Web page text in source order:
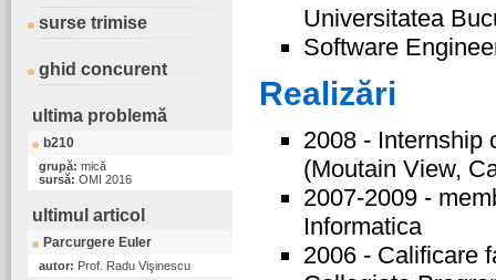
surse trimise
ghid concurent
ultima problemă
b210
grupă: mică
sursă: OMI 2016
ultimul articol
Parcurgere Euler
autor: Prof. Radu Vişinescu
Universitatea
Software
Realizări
2008 - Internship
(Moutain View,
2007-2009 -
Informatica
2006 - Calificare